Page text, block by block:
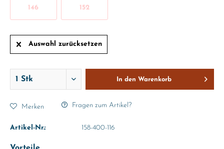
146 152
Auswahl zurücksetzen
In den Warenkorb
Merken Fragen zum Artikel?
Artikel-Nr.: 158-400-116